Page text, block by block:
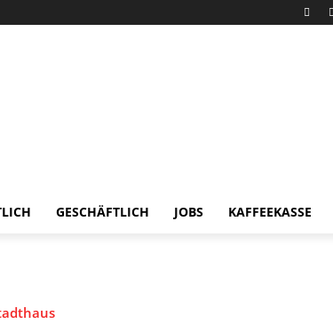
GESCHÄFTLICH JOBS KAFFEEKASSE